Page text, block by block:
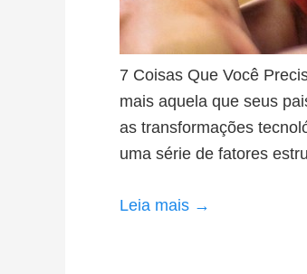
7 Coisas Que Você
mais aquela que seus
as transformações
uma série de fatores
Leia mais →